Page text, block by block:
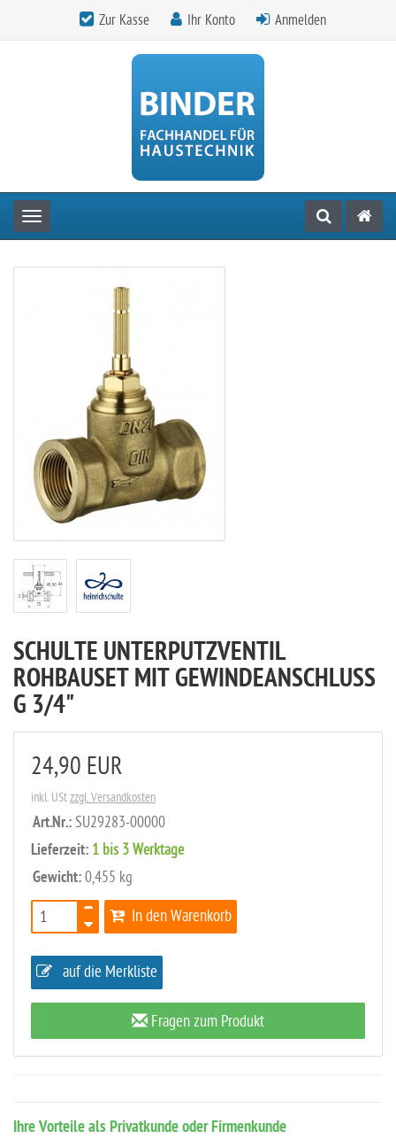
Zur Kasse Ihr Konto Anmelden
Toggle navigation
SCHULTE UNTERPUTZVENTIL
ROHBAUSET MIT GEWINDEANSCHLUSS
G 3/4"
24,90 EUR
inkl. UStzzgl. Versandkosten
Art.Nr.: SU29283-00000
Lieferzeit: 1 bis 3 Werktage
Gewicht: 0,455 kg
In den Warenkorb
auf die Merkliste
Fragen zum Produkt
Ihre Vorteile als Privatkunde oder Firmenkunde